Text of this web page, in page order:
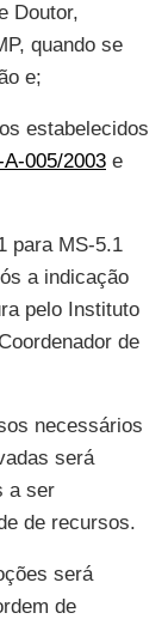
Doutor,
quando se
e;
estabelecidos
005/2003 e
para MS-5.1
a indicação
pelo Instituto
de
necessários
será
a ser
de recursos.
será
de